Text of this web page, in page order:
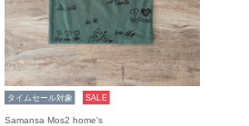
タイムセール対象 SALE
Samansa Mos2 home's